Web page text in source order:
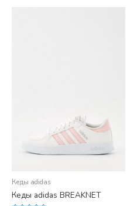
Кеды adidas
Кеды adidas BREAKNET